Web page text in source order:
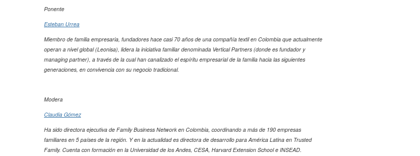
Ponente
Esteban Urrea
Miembro de familia empresaria, fundadores hace casi 70 años de una compañía textil en Colombia que actualmente
operan a nivel global (Leonisa), lidera la iniciativa familiar denominada Vertical Partners (donde es fundador y
managing partner), a través de la cual han canalizado el espíritu empresarial de la familia hacia las siguientes
generaciones, en convivencia con su negocio tradicional.
Modera
Claudia Gómez
Ha sido directora ejecutiva de Family Business Network en Colombia, coordinando a más de 190 empresas
familiares en 5 países de la región. Y en la actualidad es directora de desarrollo para América Latina en Trusted
Family. Cuenta con formación en la Universidad de los Andes, CESA, Harvard Extension School e INSEAD.